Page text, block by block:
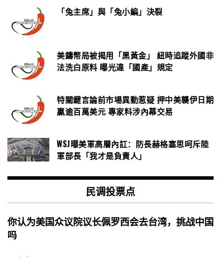
「兔主席」與「兔小編」決裂
美鑄幣局被揭用「黑黃金」 紐時追蹤外國非
法洗白原料 曝光違「國產」規定
特關鍵言論前市場異動惹疑 押中美襲伊日期
贏逾百萬美元 專家料涉內幕交易
WSJ曝美軍高層內訌：防長赫格塞思呵斥陸
軍部長「我才是負責人」
民调投票点
你认为美国众议院议长佩罗西会去台湾，挑战中国
吗